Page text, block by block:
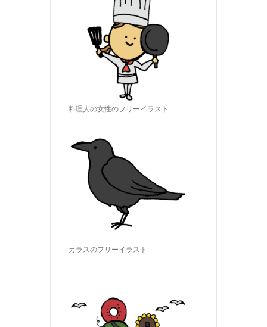
料理人の女性のフリーイラスト
カラスのフリーイラスト